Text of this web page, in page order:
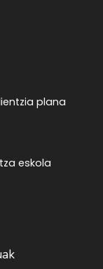
plana
eskola